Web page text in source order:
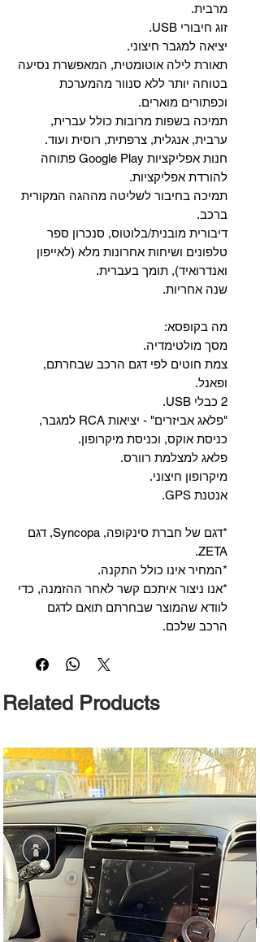
מרבית.
זוג חיבורי USB.
יציאה למגבר חיצוני.
תאורת לילה אוטומטית, המאפשרת נסיעה
בטוחה יותר ללא סנוור מהמערכת
וכפתורים מוארים.
תמיכה בשפות מרובות כולל עברית,
ערבית, אנגלית, צרפתית, רוסית ועוד.
‏חנות אפליקציות Google Play פתוחה
להורדת אפליקציות.
‏תמיכה בחיבור לשליטה מההגה המקורית
ברכב.
‏דיבורית מובנית/בלוטוס, ‏סנכרון ספר
טלפונים ושיחות אחרונות מלא (לאייפון
ואנדרואיד), תומך בעברית.
שנה אחריות.
מה בקופסא:
מסך מולטימדיה.
צמת חוטים לפי דגם הרכב שבחרתם,
ופאנל.
2 כבלי USB.
"פלאג אביזרים" - יציאות RCA למגבר,
כניסת אוקס, וכניסת מיקרופון.
פלאג למצלמת רוורס.
מיקרופון חיצוני.
אנטנת GPS.
*דגם של חברת סינקופה, Syncopa, דגם
ZETA.
*המחיר אינו כולל התקנה.
*אנו ניצור איתכם קשר לאחר ההזמנה, כדי
לוודא שהמוצר שבחרתם תואם לדגם
הרכב שלכם.
Related Products